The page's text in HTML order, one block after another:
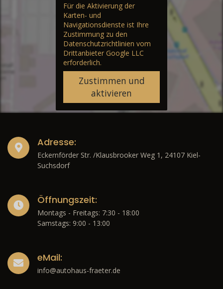
Für die Aktivierung der
Karten- und
Navigationsdienste ist Ihre
Zustimmung zu den
Datenschutzrichtlinien vom
Drittanbieter Google LLC
erforderlich.
Zustimmen und
aktivieren
Adresse:
Eckernförder Str. /Klausbrooker Weg 1, 24107 Kiel-
Suchsdorf
Öffnungszeit:
Montags - Freitags: 7:30 - 18:00
Samstags: 9:00 - 13:00
eMail:
info@autohaus-fraeter.de